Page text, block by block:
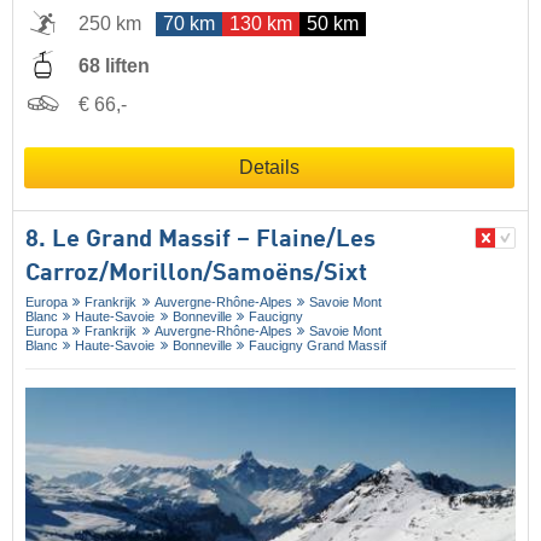
250 km
70 km 130 km 50 km
68 liften
€ 66,-
Details
8. Le Grand Massif – Flaine/​Les
Carroz/​Morillon/​Samoëns/​Sixt
Europa Frankrijk Auvergne-Rhône-Alpes
Savoie Mont
Blanc
Haute-Savoie Bonneville
Faucigny
Europa
Frankrijk Auvergne-Rhône-Alpes
Savoie Mont
Blanc
Haute-Savoie Bonneville Faucigny Grand Massif